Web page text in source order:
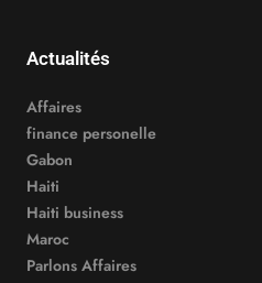
Actualités
Affaires
finance personelle
Gabon
Haiti
Haiti business
Maroc
Parlons Affaires